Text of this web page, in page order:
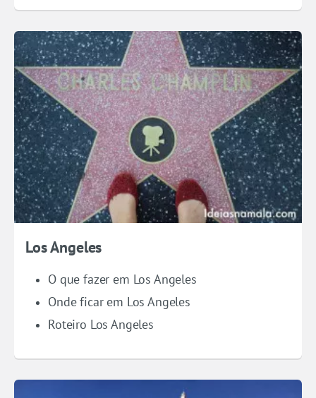
Los Angeles
O que fazer em Los Angeles
Onde ficar em Los Angeles
Roteiro Los Angeles